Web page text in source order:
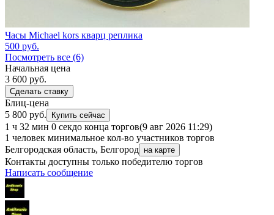
Часы Michael kors кварц реплика
500 руб.
Посмотреть все (6)
Начальная цена
3 600 руб.
Сделать ставку
Блиц-цена
5 800 руб.
Купить сейчас
1 ч 32 мин 0 секдо конца торгов(9 авг 2026 11:29)
1 человек минимальное кол-во участников торгов
Белгородская область, Белгород на карте
Контакты доступны только победителю торгов
Написать сообщение